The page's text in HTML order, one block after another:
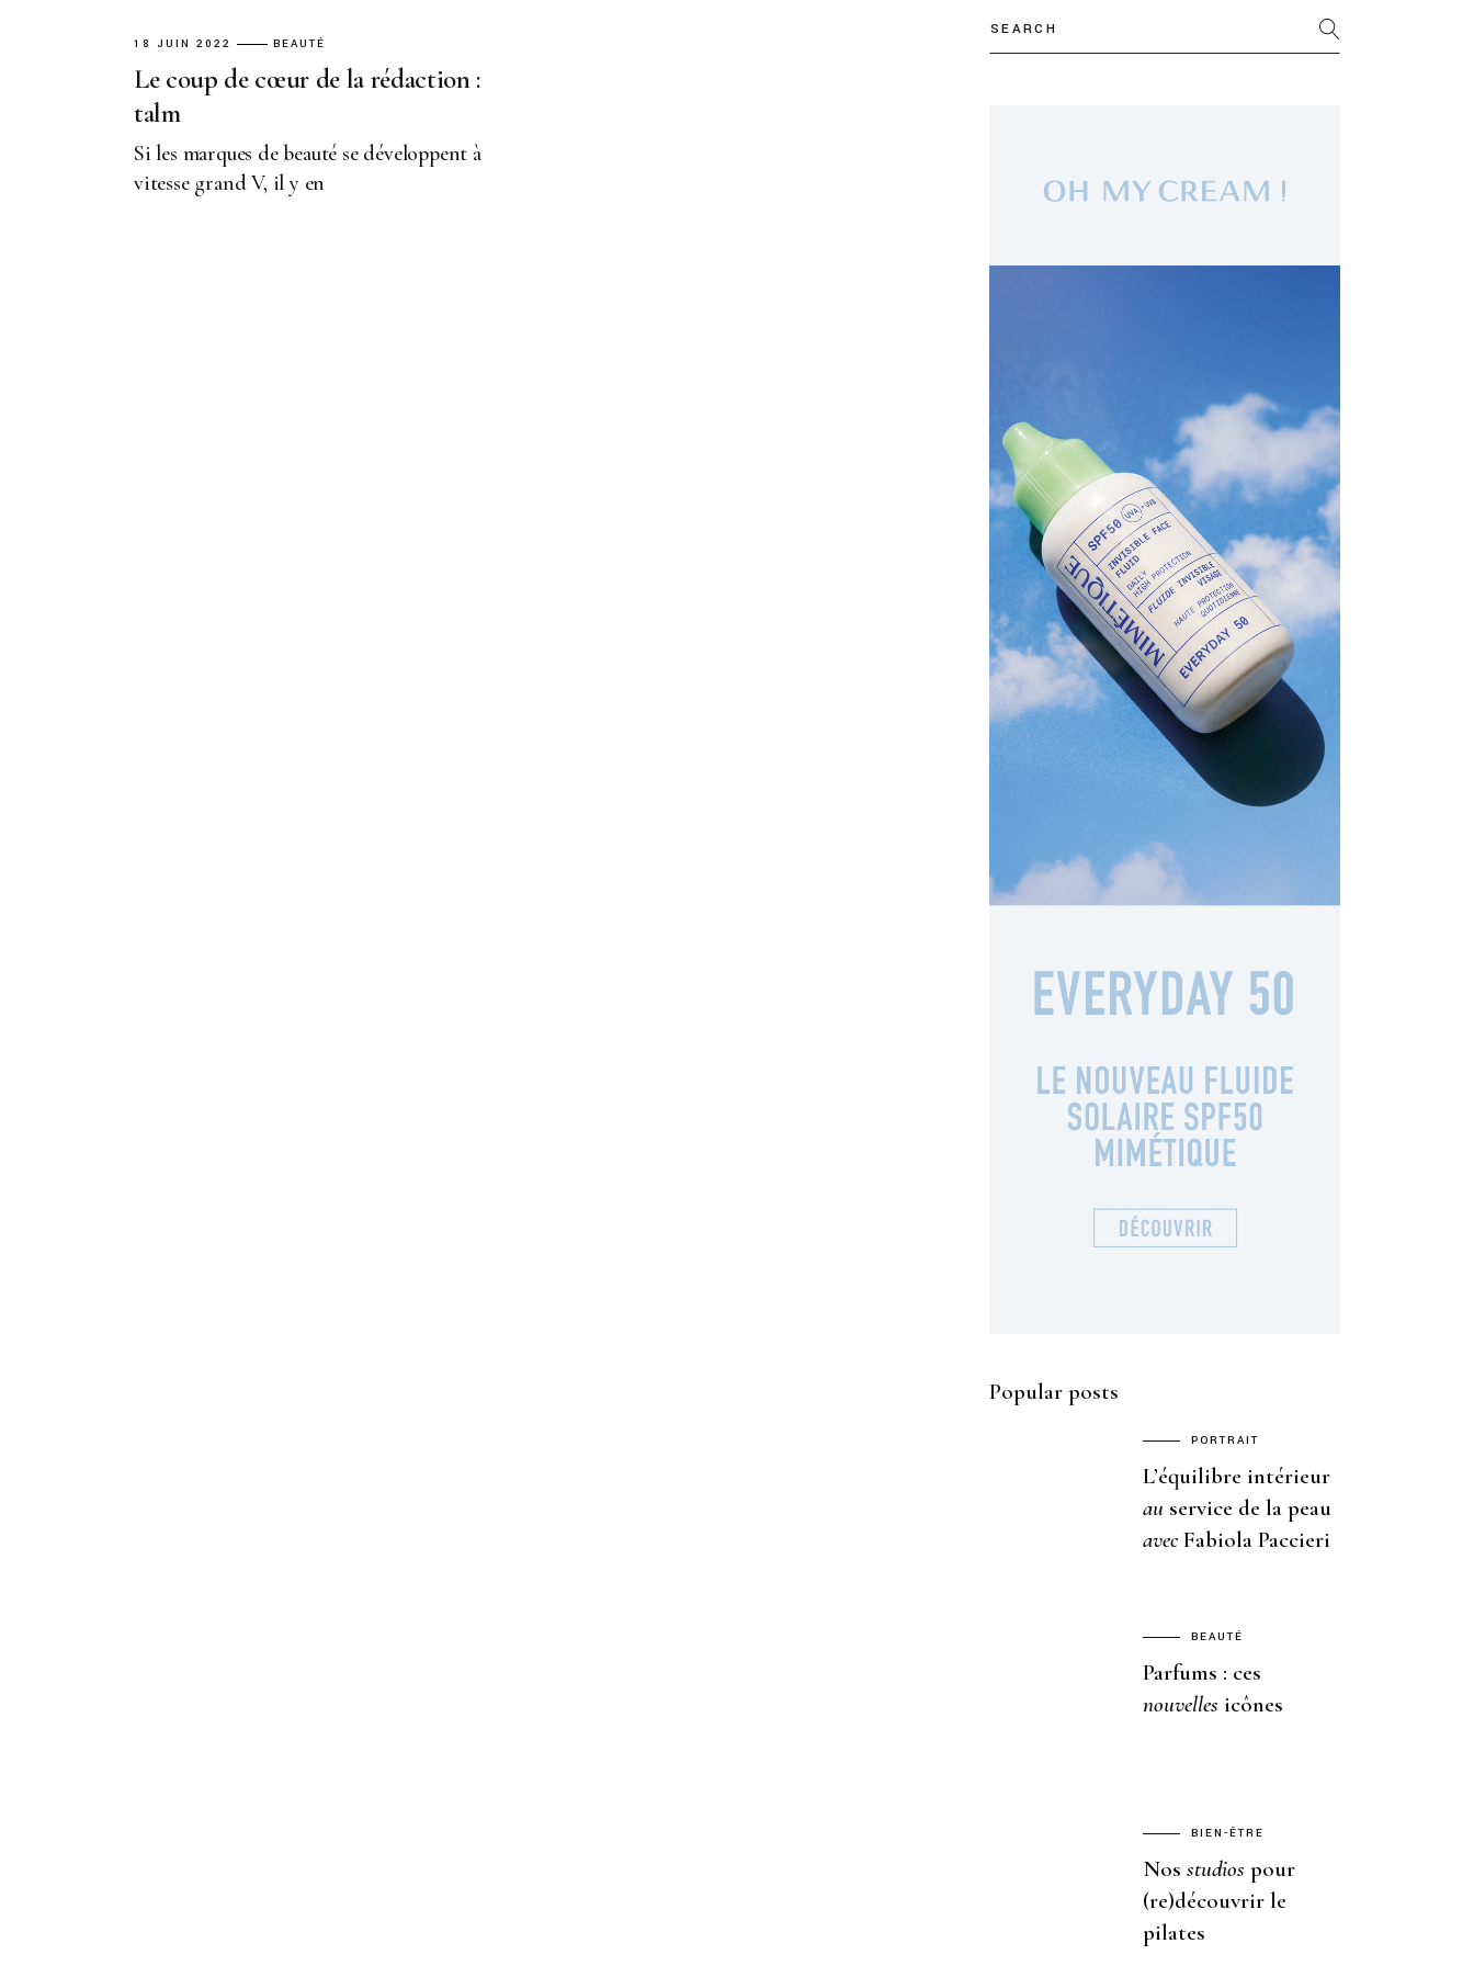
18 JUIN 2022 BEAUTÉ
Le coup de cœur de la rédaction :
talm
Si les marques de beauté se développent à
vitesse grand V, il y en
Popular posts
PORTRAIT
L’équilibre intérieur
au service de la peau
avec Fabiola Paccieri
BEAUTÉ
Parfums : ces
nouvelles icônes
BIEN-ÊTRE
Nos studios pour
(re)découvrir le
pilates